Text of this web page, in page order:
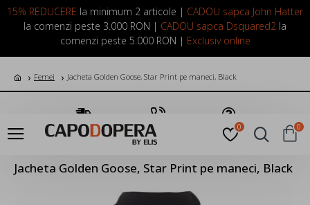
15% REDUCERE la minimum 2 articole | CADOU sapca John Hatter
la comenzi peste 3.000 RON | CADOU sapca Dsquared2 la
comenzi peste 5.000 RON | Exclusiv online
LOGIN INREGISTRARE
0 0
Femei Jacheta Golden Goose, Star Print pe maneci, Black
Transport Gratuit Suna Acum Pune o Intrebare
Jacheta Golden Goose, Star Print pe maneci, Black